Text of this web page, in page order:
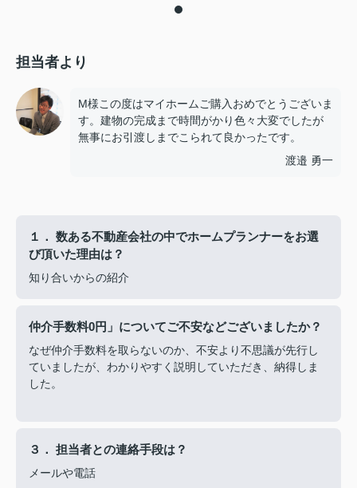
担当者より
M様この度はマイホームご購入おめでとうございま
す。建物の完成まで時間がかり色々大変でしたが
無事にお引渡しまでこられて良かったです。
渡邉 勇一
１． 数ある不動産会社の中でホームプランナーをお選
び頂いた理由は？
知り合いからの紹介
仲介手数料0円」についてご不安などございましたか？
なぜ仲介手数料を取らないのか、不安より不思議が先行し
ていましたが、わかりやすく説明していただき、納得しま
した。
３． 担当者との連絡手段は？
メールや電話